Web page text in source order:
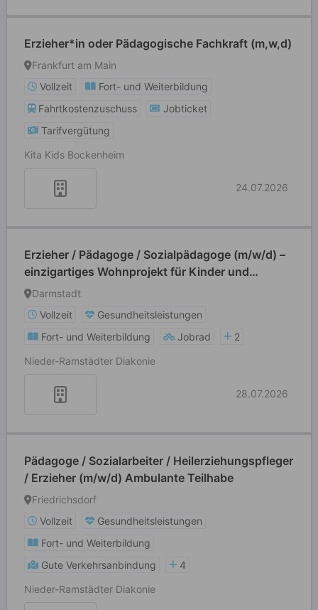
Erzieher*in oder Pädagogische Fachkraft (m,w,d)
Frankfurt am Main
Vollzeit
Fort- und Weiterbildung
Fahrtkostenzuschuss
Jobticket
Tarifvergütung
Kita Kids Bockenheim
24.07.2026
Erzieher / Pädagoge / Sozialpädagoge (m/w/d) –
einzigartiges Wohnprojekt für Kinder und
Jugendliche
Darmstadt
Vollzeit
Gesundheitsleistungen
Fort- und Weiterbildung
Jobrad
2
Nieder-Ramstädter Diakonie
28.07.2026
Pädagoge / Sozialarbeiter / Heilerziehungspfleger
/ Erzieher (m/w/d) Ambulante Teilhabe
Friedrichsdorf
Vollzeit
Gesundheitsleistungen
Fort- und Weiterbildung
Gute Verkehrsanbindung
4
Nieder-Ramstädter Diakonie